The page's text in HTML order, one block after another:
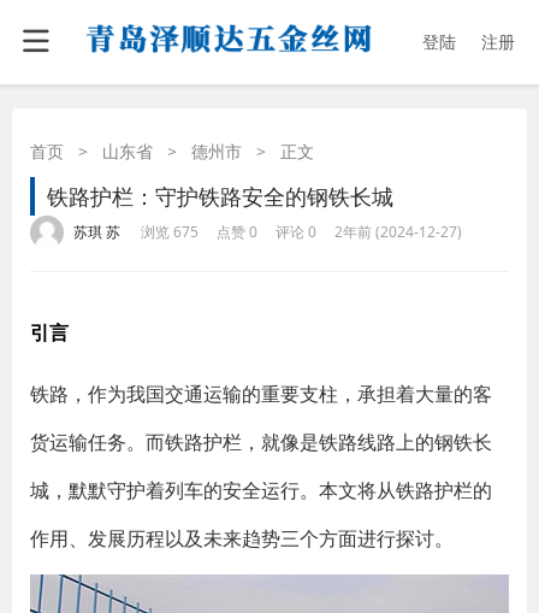
登陆 注册
首页 > 山东省 > 德州市 > 正文
铁路护栏：守护铁路安全的钢铁长城
苏琪 苏 浏览 675 点赞 0 评论 0 2年前 (2024-12-27)
引言
铁路，作为我国交通运输的重要支柱，承担着大量的客
货运输任务。而铁路护栏，就像是铁路线路上的钢铁长
城，默默守护着列车的安全运行。本文将从铁路护栏的
作用、发展历程以及未来趋势三个方面进行探讨。